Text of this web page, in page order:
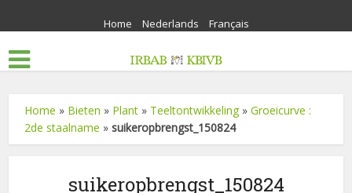
Home Nederlands Français
Home » Bieten » Plant » Teeltontwikkeling »Groeicurve :
2de staalname »suikeropbrengst_150824
suikeropbrengst_150824